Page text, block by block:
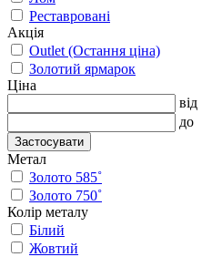
Реставровані
Акція
Outlet (Остання ціна)
Золотий ярмарок
Ціна
від
до
Застосувати
Метал
Золото 585˚
Золото 750˚
Колір металу
Білий
Жовтий